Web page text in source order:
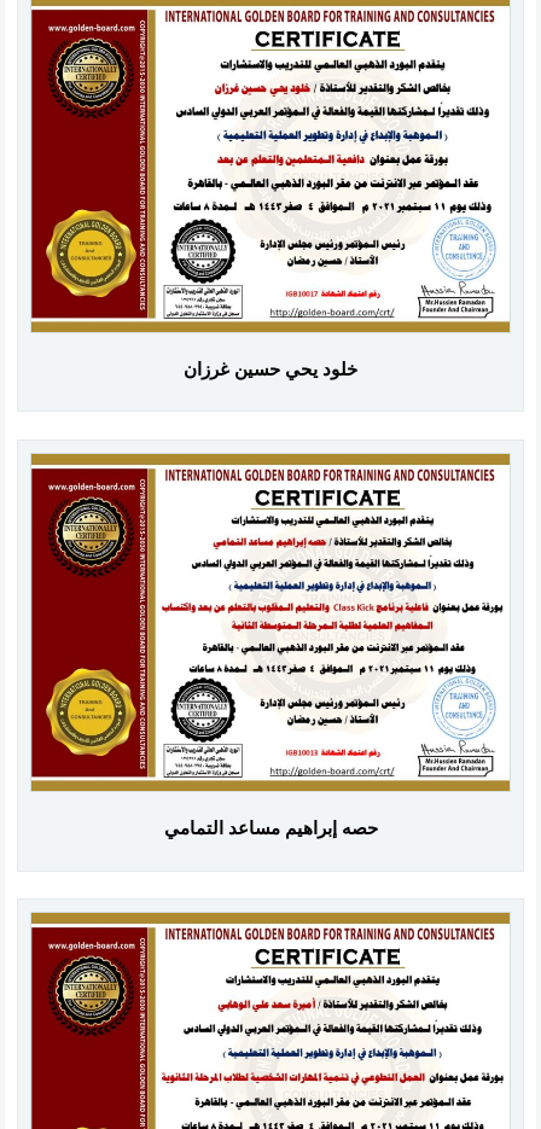
خلود يحي حسين غرزان
حصه إبراهيم مساعد التمامي